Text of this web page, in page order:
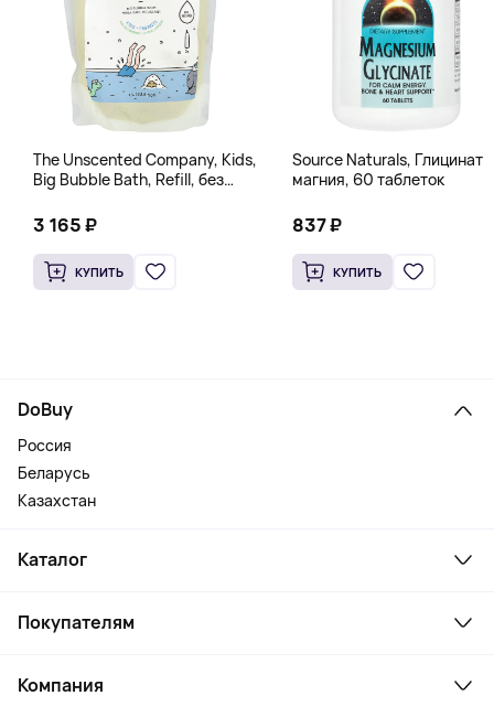
The Unscented Company, Kids,
Big Bubble Bath, Refill, без
Унции)
3 165 ₽
КУПИТЬ
Source Naturals, Глицинат
магния, 60 таблеток
837 ₽
КУПИТЬ
DoBuy
Россия
Беларусь
Казахстан
Каталог
Ноутбуки, мониторы, VR
Косметика и уход
Покупателям
Как заказать
Компания